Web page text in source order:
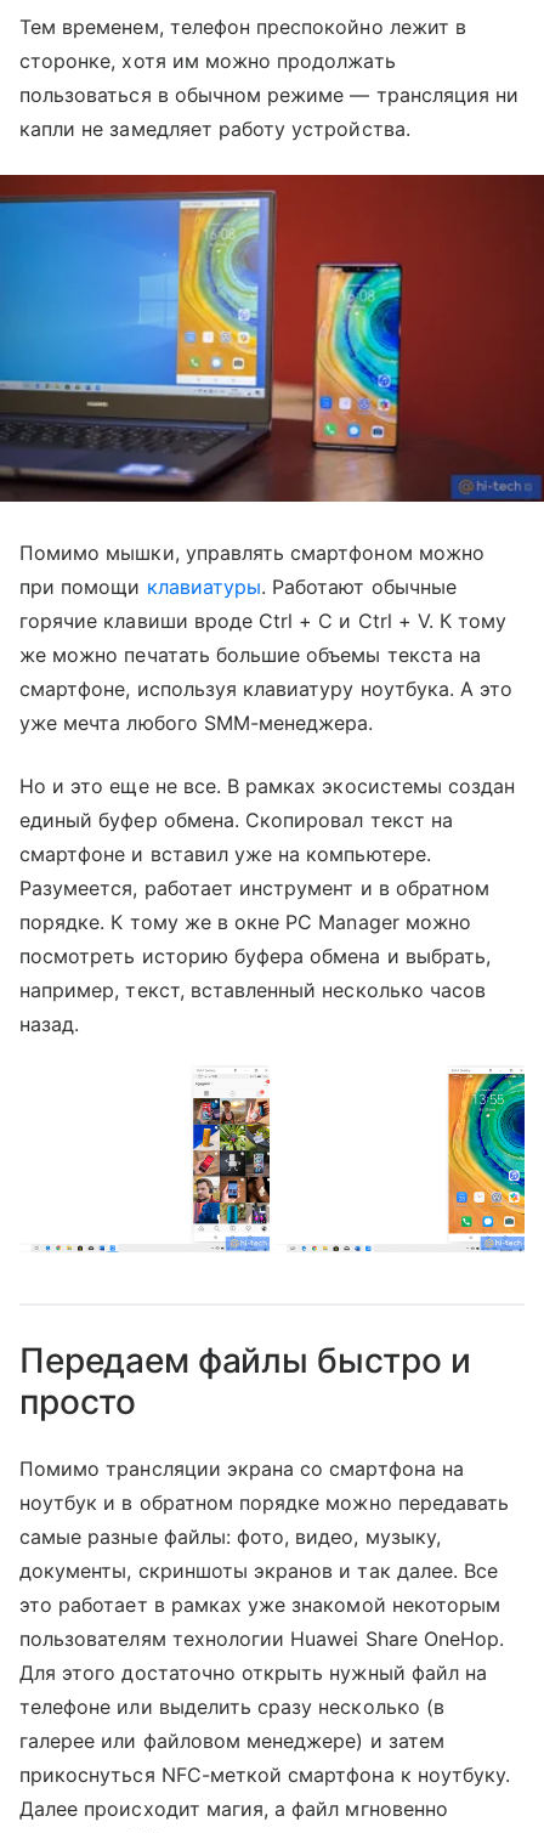
Тем временем, телефон преспокойно лежит в
сторонке, хотя им можно продолжать
пользоваться в обычном режиме — трансляция ни
капли не замедляет работу устройства.
Помимо мышки, управлять смартфоном можно
при помощи клавиатуры. Работают обычные
горячие клавиши вроде Ctrl + C и Ctrl + V. К тому
же можно печатать большие объемы текста на
смартфоне, используя клавиатуру ноутбука. А это
уже мечта любого SMM-менеджера.
Но и это еще не все. В рамках экосистемы создан
единый буфер обмена. Скопировал текст на
смартфоне и вставил уже на компьютере.
Разумеется, работает инструмент и в обратном
порядке. К тому же в окне PC Manager можно
посмотреть историю буфера обмена и выбрать,
например, текст, вставленный несколько часов
назад.
Передаем файлы быстро и
просто
Помимо трансляции экрана со смартфона на
ноутбук и в обратном порядке можно передавать
самые разные файлы: фото, видео, музыку,
документы, скриншоты экранов и так далее. Все
это работает в рамках уже знакомой некоторым
пользователям технологии Huawei Share OneHop.
Для этого достаточно открыть нужный файл на
телефоне или выделить сразу несколько (в
галерее или файловом менеджере) и затем
прикоснуться NFC-меткой смартфона к ноутбуку.
Далее происходит магия, а файл мгновенно